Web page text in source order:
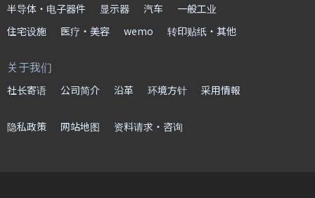
半导体・电子器件 显示器 汽车
一般工业
住宅设施
医疗・美容 wemo 转印贴纸・其他
关于我们
社长寄语 公司简介 沿革 环境方针 采用情報
隐私政策 网站地图 资料请求・咨询